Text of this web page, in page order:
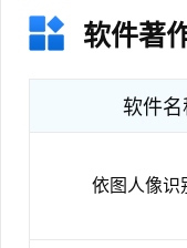
软件著
软件名
依图人像识